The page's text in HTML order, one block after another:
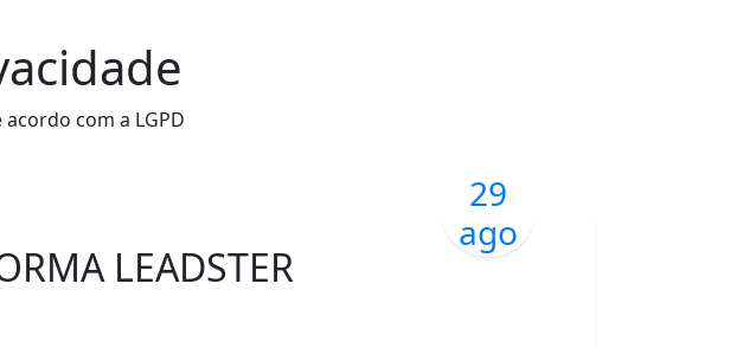
com a LGPD
29
ago
LEADSTER